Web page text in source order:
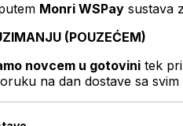
Monri WSPay sustava
(POUZEĆEM)
novcem u gotovini tek
na dan dostave sa svim